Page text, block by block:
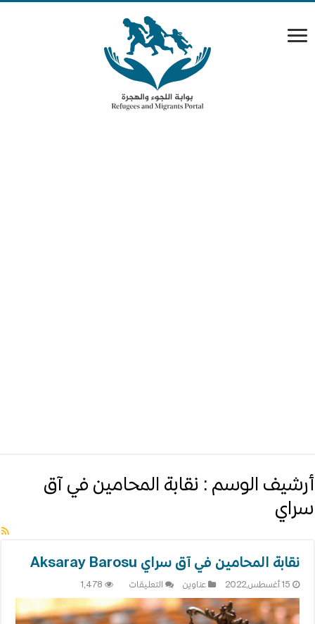
أرشيف الوسم : نقابة المحامين في آق
سراي
نقابة المحامين في آق سراي Aksaray Barosu
15 أغسطس,2022 عناوين التعليقات
المحامين
في
1,478